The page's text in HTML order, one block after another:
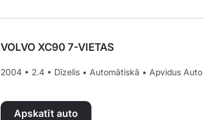
VOLVO XC90 7-VIETAS
2004 • 2.4 • Dīzelis • Automātiskā • Apvidus Auto
Apskatīt auto